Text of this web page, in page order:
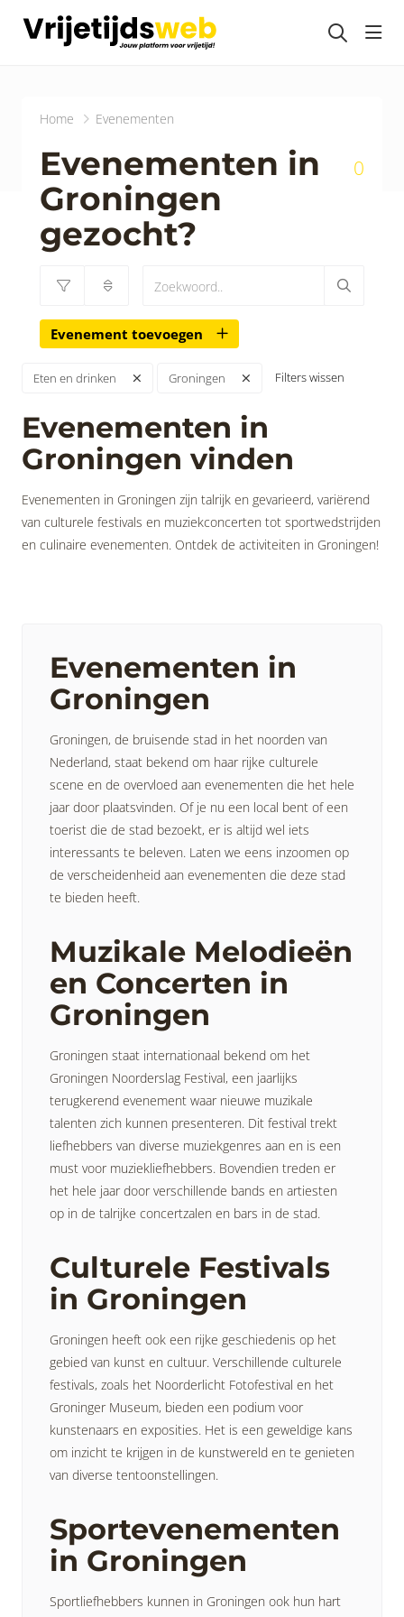
Home Evenementen
Evenementen in
Groningen
gezocht?
0
Evenement toevoegen
Eten en drinken Groningen Filters wissen
Evenementen in
Groningen vinden
Evenementen in Groningen zijn talrijk en gevarieerd, variërend
van culturele festivals en muziekconcerten tot sportwedstrijden
en culinaire evenementen. Ontdek de activiteiten in Groningen!
Evenementen in
Groningen
Groningen, de bruisende stad in het noorden van
Nederland, staat bekend om haar rijke culturele
scene en de overvloed aan evenementen die het hele
jaar door plaatsvinden. Of je nu een local bent of een
toerist die de stad bezoekt, er is altijd wel iets
interessants te beleven. Laten we eens inzoomen op
de verscheidenheid aan evenementen die deze stad
te bieden heeft.
Muzikale Melodieën
en Concerten in
Groningen
Groningen staat internationaal bekend om het
Groningen Noorderslag Festival, een jaarlijks
terugkerend evenement waar nieuwe muzikale
talenten zich kunnen presenteren. Dit festival trekt
liefhebbers van diverse muziekgenres aan en is een
must voor muziekliefhebbers. Bovendien treden er
het hele jaar door verschillende bands en artiesten
op in de talrijke concertzalen en bars in de stad.
Culturele Festivals
in Groningen
Groningen heeft ook een rijke geschiedenis op het
gebied van kunst en cultuur. Verschillende culturele
festivals, zoals het Noorderlicht Fotofestival en het
Groninger Museum, bieden een podium voor
kunstenaars en exposities. Het is een geweldige kans
om inzicht te krijgen in de kunstwereld en te genieten
van diverse tentoonstellingen.
Sportevenementen
in Groningen
Sportliefhebbers kunnen in Groningen ook hun hart